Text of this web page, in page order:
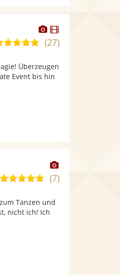
Dieser
Künstler
stellt
bereit.
Dieser
Künstler
5,0
5
Sternen
(27)
Überzeugen
Event bis hin
Dieser
Künstler
5,0
5
Sternen
(7)
Tanzen und
nicht ich! Ich